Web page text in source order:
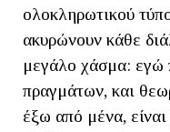
ολοκληρωτικού
ακυρώνουν κάθε
μεγάλο χάσμα: εγώ
πραγμάτων, και
έξω από μένα,